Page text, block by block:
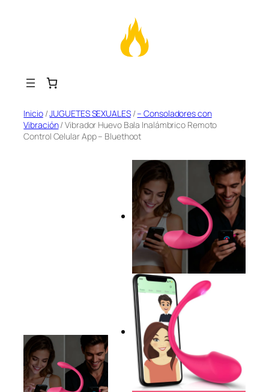
Saltar
contenido
Inicio/JUGUETES SEXUALES/– Consoladores con
Vibración/ Vibrador Huevo Bala Inalámbrico Remoto
Control Celular App – Bluethoot